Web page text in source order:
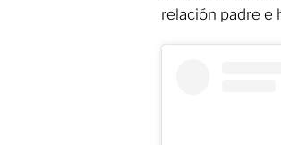
relación padre e